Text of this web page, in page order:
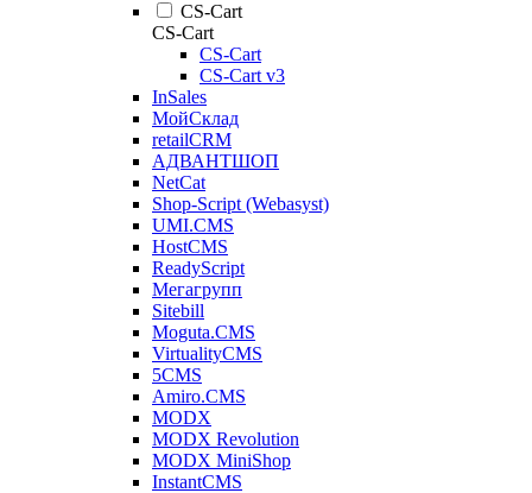
CS-Cart
CS-Cart
CS-Cart
CS-Cart v3
InSales
МойСклад
retailCRM
АДВАНТШОП
NetCat
Shop-Script (Webasyst)
UMI.CMS
HostCMS
ReadyScript
Мегагрупп
Sitebill
Moguta.CMS
VirtualityCMS
5CMS
Amiro.CMS
MODX
MODX Revolution
MODX MiniShop
InstantCMS